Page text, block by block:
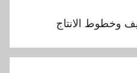
وخطوط الانتاج